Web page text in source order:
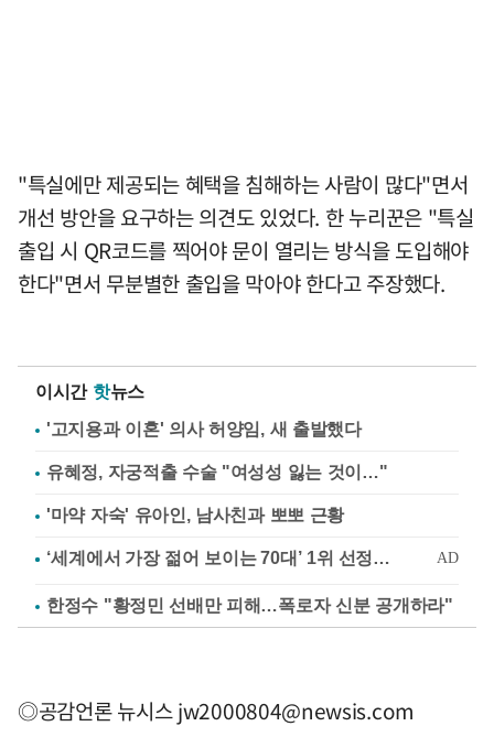
"특실에만 제공되는 혜택을 침해하는 사람이 많다"면서
개선 방안을 요구하는 의견도 있었다. 한 누리꾼은 "특실
출입 시 QR코드를 찍어야 문이 열리는 방식을 도입해야
한다"면서 무분별한 출입을 막아야 한다고 주장했다.
이시간 핫뉴스
'고지용과 이혼' 의사 허양임, 새 출발했다
유혜정, 자궁적출 수술 "여성성 잃는 것이…"
'마약 자숙' 유아인, 남사친과 뽀뽀 근황
한정수 "황정민 선배만 피해…폭로자 신분 공개하라"
◎공감언론 뉴시스jw2000804@newsis.com